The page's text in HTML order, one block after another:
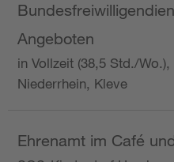
Angeboten
in Vollzeit (38,5 Std./
Niederrhein, Kleve
Ehrenamt im Café